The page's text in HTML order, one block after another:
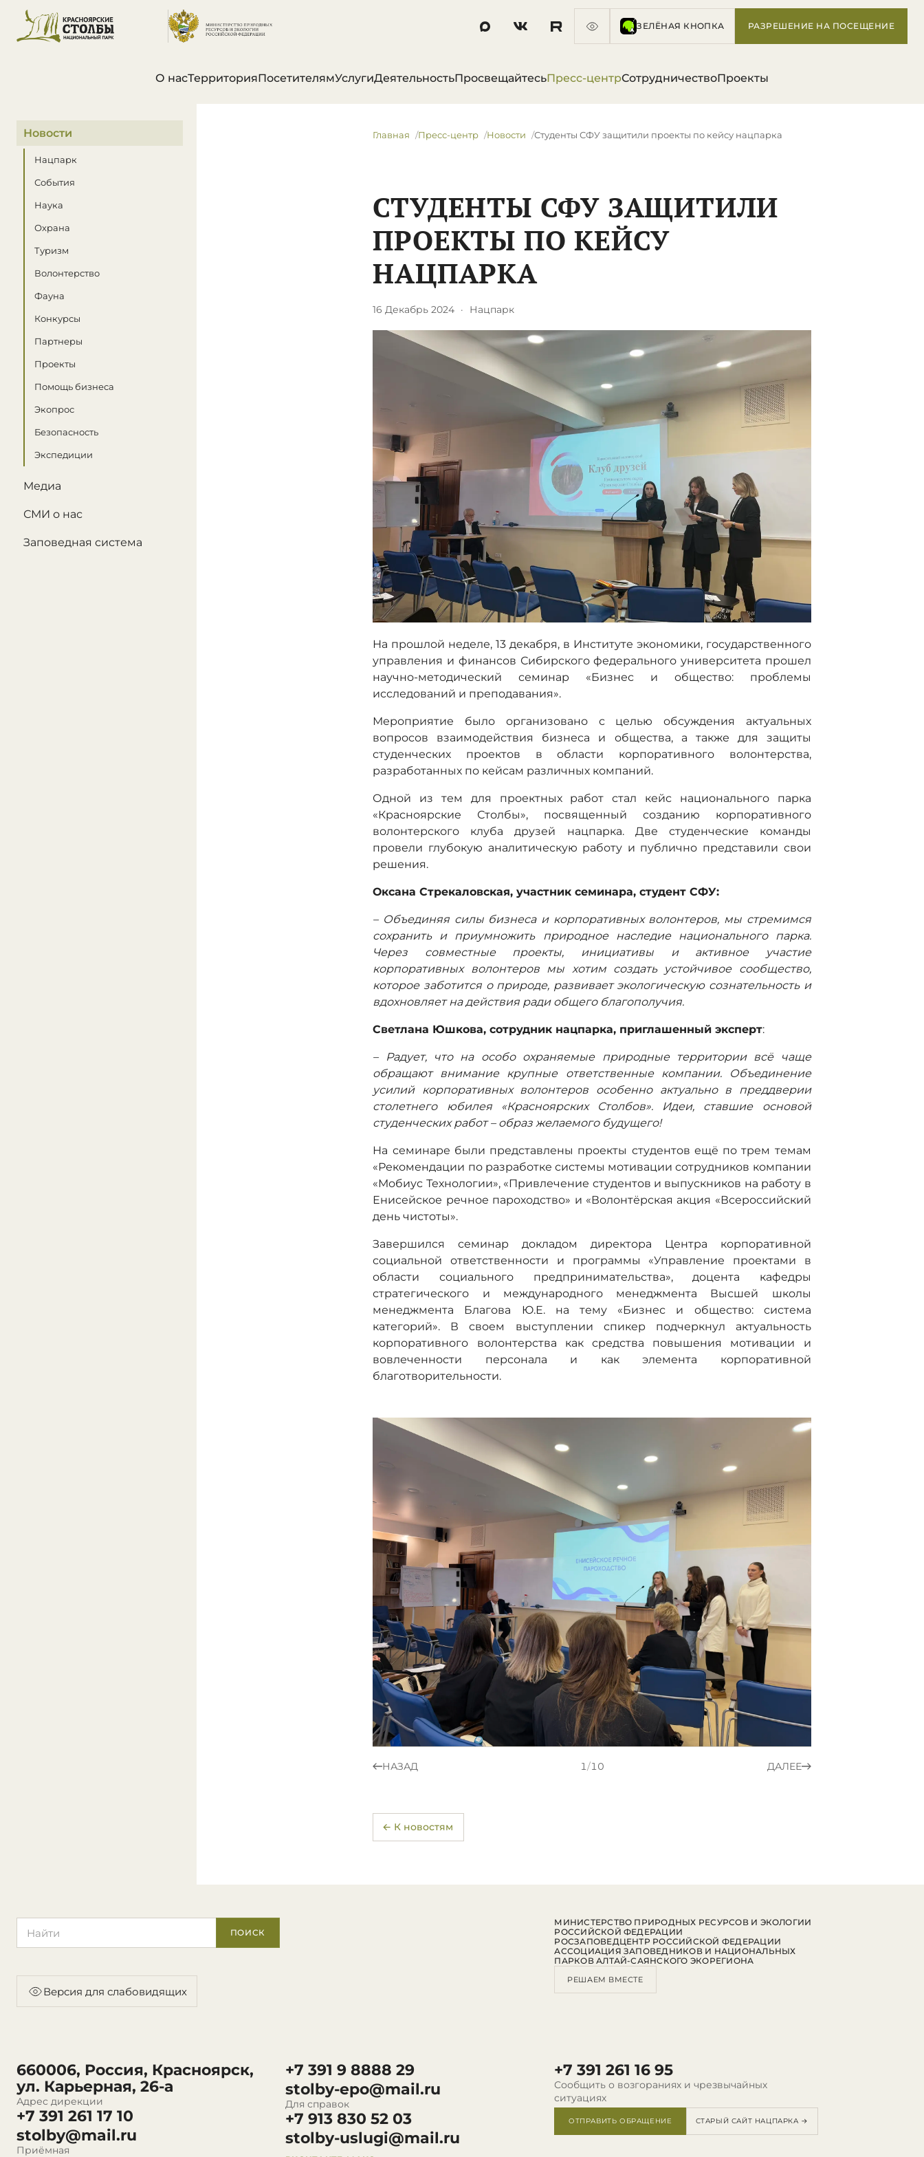
ЗЕЛЁНАЯ КНОПКА РАЗРЕШЕНИЕ НА ПОСЕЩЕНИЕ
О насТерриторияПосетителямУслугиДеятельностьПросвещайтесьПресс-центрСотрудничествоПроекты
В этом разделе
Новости
Нацпарк
События
Наука
Охрана
Туризм
Волонтерство
Фауна
Конкурсы
Партнеры
Проекты
Помощь бизнеса
Экопрос
Безопасность
Экспедиции
Медиа
СМИ о нас
Заповедная система
Главная Пресс-центр Новости ​Студенты СФУ защитили проекты по кейсу нацпарка
​СТУДЕНТЫ СФУ ЗАЩИТИЛИ
ПРОЕКТЫ ПО КЕЙСУ
НАЦПАРКА
16 Декабрь 2024 · Нацпарк
На прошлой неделе, 13 декабря, в Институте экономики, государственного
управления и финансов Сибирского федерального университета прошел
научно-методический семинар «Бизнес и общество: проблемы
исследований и преподавания».
Мероприятие было организовано с целью обсуждения актуальных
вопросов взаимодействия бизнеса и общества, а также для защиты
студенческих проектов в области корпоративного волонтерства,
разработанных по кейсам различных компаний.
Одной из тем для проектных работ стал кейс национального парка
«Красноярские Столбы», посвященный созданию корпоративного
волонтерского клуба друзей нацпарка. Две студенческие команды
провели глубокую аналитическую работу и публично представили свои
решения.
Оксана Стрекаловская, участник семинара, студент СФУ:
– Объединяя силы бизнеса и корпоративных волонтеров, мы стремимся
сохранить и приумножить природное наследие национального парка.
Через совместные проекты, инициативы и активное участие
корпоративных волонтеров мы хотим создать устойчивое сообщество,
которое заботится о природе, развивает экологическую сознательность и
вдохновляет на действия ради общего благополучия.
Светлана Юшкова, сотрудник нацпарка, приглашенный эксперт:
– Радует, что на особо охраняемые природные территории всё чаще
обращают внимание крупные ответственные компании. Объединение
усилий корпоративных волонтеров особенно актуально в преддверии
столетнего юбилея «Красноярских Столбов». Идеи, ставшие основой
студенческих работ – образ желаемого будущего!
На семинаре были представлены проекты студентов ещё по трем темам
«Рекомендации по разработке системы мотивации сотрудников компании
«Мобиус Технологии», «Привлечение студентов и выпускников на работу в
Енисейское речное пароходство» и «Волонтёрская акция «Всероссийский
день чистоты».
Завершился семинар докладом директора Центра корпоративной
социальной ответственности и программы «Управление проектами в
области социального предпринимательства», доцента кафедры
стратегического и международного менеджмента Высшей школы
менеджмента Благова Ю.Е. на тему «Бизнес и общество: система
категорий». В своем выступлении спикер подчеркнул актуальность
корпоративного волонтерства как средства повышения мотивации и
вовлеченности персонала и как элемента корпоративной
благотворительности.
НАЗАД 1/10 ДАЛЕЕ
← К новостям
ПОИСК
Версия для слабовидящих
660006, Россия, Красноярск,
ул. Карьерная, 26-а
Адрес дирекции
+7 391 261 17 10
stolby@mail.ru
Приёмная
+7 391 9 8888 29
stolby-epo@mail.ru
Для справок
+7 913 830 52 03
stolby-uslugi@mail.ru
+7 391 261 16 95
Сообщить о возгораниях и чрезвычайных
ситуациях
ОТПРАВИТЬ ОБРАЩЕНИЕ СТАРЫЙ САЙТ НАЦПАРКА →
МИНИСТЕРСТВО ПРИРОДНЫХ РЕСУРСОВ И ЭКОЛОГИИ
РОССИЙСКОЙ ФЕДЕРАЦИИ
РОСЗАПОВЕДЦЕНТР РОССИЙСКОЙ ФЕДЕРАЦИИ
АССОЦИАЦИЯ ЗАПОВЕДНИКОВ И НАЦИОНАЛЬНЫХ
ПАРКОВ АЛТАЙ-САЯНСКОГО ЭКОРЕГИОНА
РЕШАЕМ ВМЕСТЕ